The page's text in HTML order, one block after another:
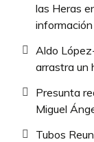
las Heras
Aldo
arrastra un
Presunta
Miguel
Tubos